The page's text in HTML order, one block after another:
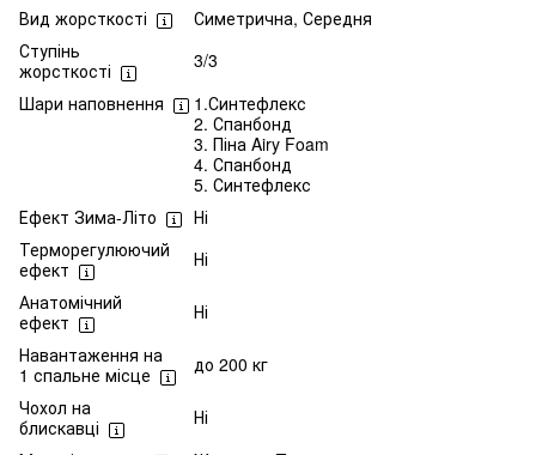
Вид жорсткості
Симетрична, Середня
Ступінь
жорсткості
3/3
Шари наповнення
1.Синтефлекс
2. Спанбонд
3. Піна Airy Foam
4. Спанбонд
5. Синтефлекс
Ефект Зима-Літо
Ні
Терморегулюючий
ефект
Ні
Анатомічний
ефект
Ні
Навантаження на
1 спальне місце
до 200 кг
Чохол на
блискавці
Ні